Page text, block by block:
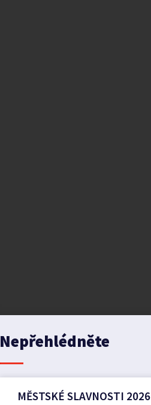
Nepřehlédněte
MĚSTSKÉ SLAVNOSTI 2026